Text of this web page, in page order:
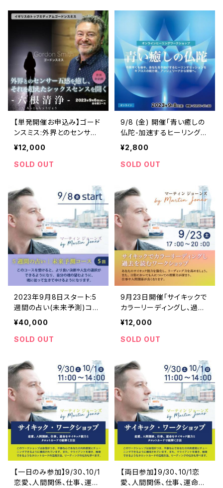
【単発開催お申込み】ゴード
ンスミス:外界とのセンサー
五感を浄化、それを超えた
シックスセンスを開く「六根
清浄」全6回
¥12,000
SOLD OUT
9/8 (金) 開催「青い癒しの
仏陀-加速するヒーリングエ
ネルギーセッション」アンジ
ェリーナパラリキ
¥2,800
SOLD OUT
2023年9月8日スタート:5
週間の占い(未来予測)コー
ス～ワンランク上の自分に
なる～マーティン
¥40,000
SOLD OUT
9月23日開催「サイキックで
カラーリーディングし、過去
を読むワークショップ」マー
ティン
¥12,000
SOLD OUT
【一日のみ参加】9/30、10/1
恋愛、人間関係、仕事、運命
【両日参加】9/30、10/1恋
愛、人間関係、仕事、運命を